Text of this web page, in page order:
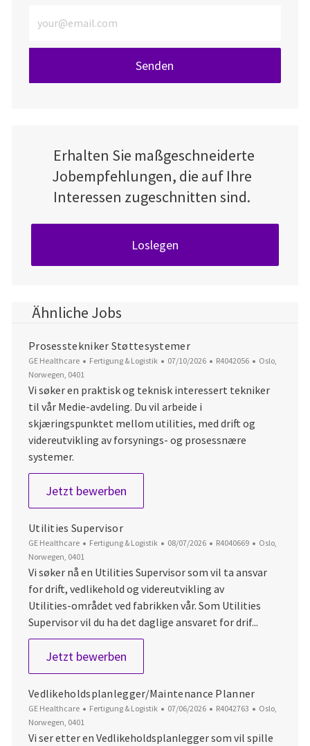
Senden
Erhalten Sie maßgeschneiderte
Jobempfehlungen, die auf Ihre
Interessen zugeschnitten sind.
Loslegen
Ähnliche Jobs
Prosesstekniker Støttesystemer
GE Healthcare Kategorie
Fertigung & Logistik Datum der Veröffentlichung
07/10/2026 Job-ID
R4042056 Ort
Oslo,
Norwegen, 0401
Vi søker en praktisk og teknisk interessert tekniker
til vår Medie‑avdeling. Du vil arbeide i
skjæringspunktet mellom utilities, med drift og
videreutvikling av forsynings‑ og prosessnære
systemer.
Jetzt bewerbenProsesstekniker Støttesystemer
Utilities Supervisor
GE Healthcare Kategorie
Fertigung & Logistik Datum der Veröffentlichung
08/07/2026 Job-ID
R4040669 Ort
Oslo,
Norwegen, 0401
Vi søker nå en Utilities Supervisor som vil ta ansvar
for drift, vedlikehold og videreutvikling av
Utilities‑området ved fabrikken vår. Som Utilities
Supervisor vil du ha det daglige ansvaret for drif...
Jetzt bewerbenUtilities Supervisor
Vedlikeholdsplanlegger/Maintenance Planner
GE Healthcare Kategorie
Fertigung & Logistik Datum der Veröffentlichung
07/06/2026 Job-ID
R4042763 Ort
Oslo,
Norwegen, 0401
Vi ser etter en Vedlikeholdsplanlegger som vil spille